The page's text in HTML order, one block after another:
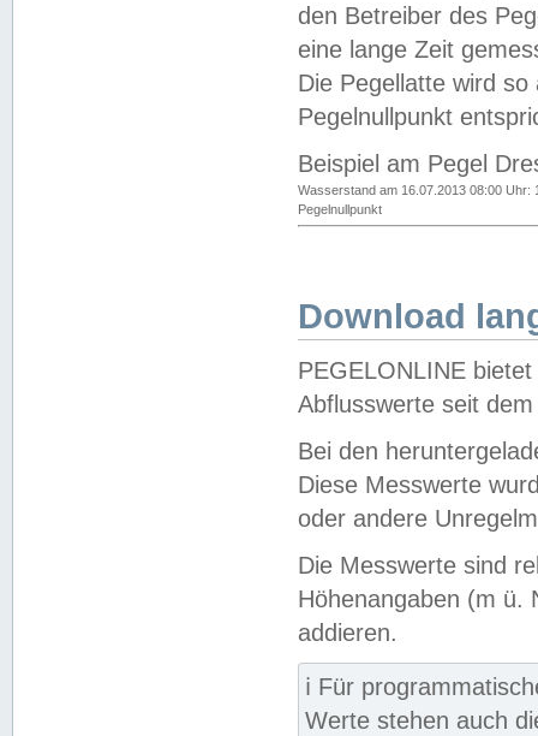
den Betreiber des
eine lange Zeit
Die Pegellatte wird
Pegelnullpunkt
Beispiel am Pegel
Wasserstand am 16.07.2013 08:00 Uhr:
Pegelnullpunkt
Download
PEGELONLINE
Abflusswerte seit
Bei den
Diese Messwerte
oder andere
Die Messwerte sind
Höhenangaben (m ü.
addieren.
ℹ️ Für
Werte stehen auch